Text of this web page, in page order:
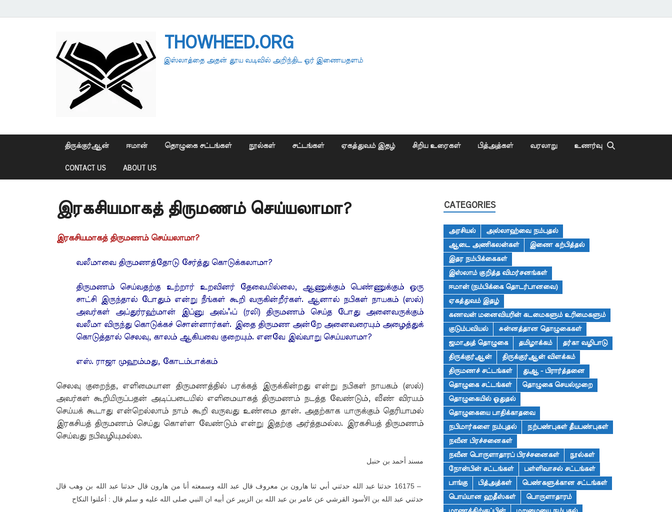
THOWHEED.ORG
இஸ்லாத்தை அதன் தூய வடிவில் அறிந்திட ஓர் இணையதளம்
திருக்குர்ஆன் ஈமான் தொழுகை சட்டங்கள் நூல்கள் சட்டங்கள் ஏகத்துவம் இதழ் சிறிய உரைகள் பித்அத்கள் வரலாறு உணர்வு
CONTACT US ABOUT US
இரகசியமாகத் திருமணம் செய்யலாமா?
இரகசியமாகத் திருமணம் செய்யலாமா?
வலீமாவை திருமணத்தோடு சேர்த்து கொடுக்கலாமா?
திருமணம் செய்வதற்கு உற்றார் உறவினர் தேவையில்லை, ஆணுக்கும் பெண்ணுக்கும் ஒரு
சாட்சி இருந்தால் போதும் என்று நீங்கள் கூறி வருகின்றீர்கள். ஆனால் நபிகள் நாயகம் (ஸல்)
அவர்கள் அப்துர்ரஹ்மான் இப்னு அவ்ஃப் (ரலி) திருமணம் செய்த போது அனைவருக்கும்
வலீமா விருந்து கொடுக்கச் சொன்னார்கள். இதை திருமண அன்றே அனைவரையும் அழைத்துக்
கொடுத்தால் செலவு, காலம் ஆகியவை குறையும். எனவே இவ்வாறு செய்யலாமா?
எஸ். ராஜா முஹம்மது, கோடம்பாக்கம்
செலவு குறைந்த, எளிமையான திருமணத்தில் பரக்கத் இருக்கின்றது என்று நபிகள் நாயகம் (ஸல்)
அவர்கள் கூறியிருப்பதன் அடிப்படையில் எளிமையாகத் திருமணம் நடத்த வேண்டும், வீண் விரயம்
செய்யக் கூடாது என்றெல்லாம் நாம் கூறி வருவது உண்மை தான். அதற்காக யாருக்கும் தெரியாமல்
இரகசியத் திருமணம் செய்து கொள்ள வேண்டும் என்று இதற்கு அர்த்தமல்ல. இரகசியத் திருமணம்
செய்வது நபிவழியுமல்ல.
مسند أحمد بن حنبل
16175 – حدثنا عبد الله حدثني أبي ثنا هارون بن معروف قال عبد الله وسمعته أنا من هارون قال حدثنا عبد الله بن وهب قال
حدثني عبد الله بن الأسود القرشي عن عامر بن عبد الله بن الزبير عن أبيه ان النبي صلى الله عليه و سلم قال : أعلنوا النكاح
CATEGORIES
அரசியல்
அல்லாஹ்வை நம்புதல்
ஆடை அணிகலன்கள்
இணை கற்பித்தல்
இதர நம்பிக்கைகள்
இஸ்லாம் குறித்த விமர்சனங்கள்
ஈமான் (நம்பிக்கை தொடர்பானவை)
ஏகத்துவம் இதழ்
கணவன் மனைவியரின் கடமைகளும் உரிமைகளும்
குடும்பவியல்
சுன்னத்தான தொழுகைகள்
ஜமாஅத் தொழுகை
தமிழாக்கம்
தர்கா வழிபாடு
திருக்குர்ஆன்
திருக்குர்ஆன் விளக்கம்
திருமணச் சட்டங்கள்
துஆ - பிரார்த்தனை
தொழுகை சட்டங்கள்
தொழுகை செயல்முறை
தொழுகையில் ஓதுதல்
தொழுகையை பாதிக்காதவை
நபிமார்களை நம்புதல்
நற்பண்புகள் தீயபண்புகள்
நவீன பிரச்சனைகள்
நவீன பொருளாதாரப் பிரச்சனைகள்
நூல்கள்
நோன்பின் சட்டங்கள்
பள்ளிவாசல் சட்டங்கள்
பாங்கு
பித்அத்கள்
பெண்களுக்கான சட்டங்கள்
பொய்யான ஹதீஸ்கள்
பொருளாதாரம்